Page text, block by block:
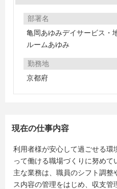
部署名
亀岡あゆみデイサービス・
ルームあゆみ
勤務地
京都府
現在の仕事内容
利用者様が安心して過ごせる
って働ける職場づくりに努めて
主な業務は、職員のシフト調
ス内容の管理をはじめ、収支管